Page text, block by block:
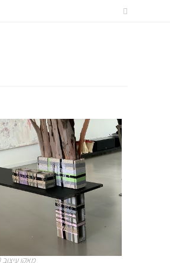
מאקו עיצוב 2020